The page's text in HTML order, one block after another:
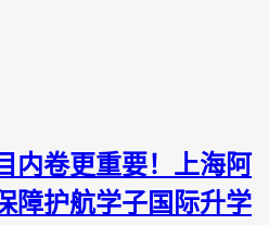
内卷更重要！上海阿
障护航学子国际升学